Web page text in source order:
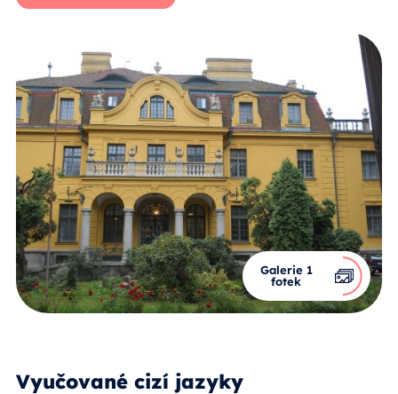
Galerie 1
fotek
Vyučované cizí jazyky